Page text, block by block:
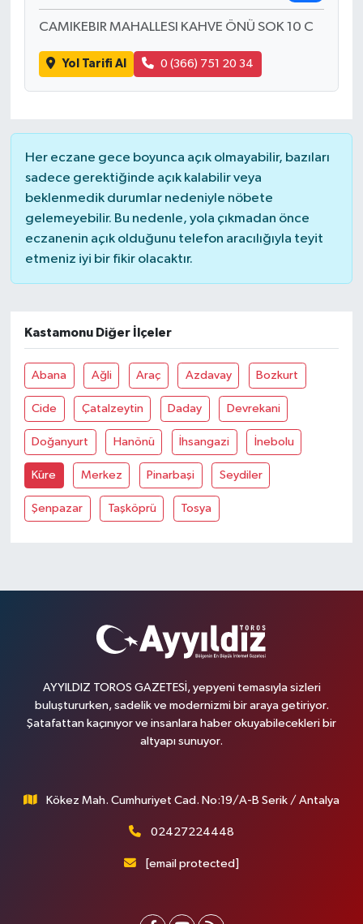
CAMIKEBIR MAHALLESI KAHVE ÖNÜ SOK 10 C
Yol Tarifi Al 0 (366) 751 20 34
Her eczane gece boyunca açık olmayabilir, bazıları
sadece gerektiğinde açık kalabilir veya
beklenmedik durumlar nedeniyle nöbete
gelemeyebilir. Bu nedenle, yola çıkmadan önce
eczanenin açık olduğunu telefon aracılığıyla teyit
etmeniz iyi bir fikir olacaktır.
Kastamonu Diğer İlçeler
Abana Ağli Araç Azdavay Bozkurt
Cide Çatalzeytin Daday Devrekani
Doğanyurt Hanönü İhsangazi İnebolu
Küre Merkez Pinarbaşi Seydiler
Şenpazar Taşköprü Tosya
AYYILDIZ TOROS GAZETESİ, yepyeni temasıyla sizleri
buluştururken, sadelik ve modernizmi bir araya getiriyor.
Şatafattan kaçınıyor ve insanlara haber okuyabilecekleri bir
altyapı sunuyor.
Kökez Mah. Cumhuriyet Cad. No:19/A-B Serik / Antalya
02427224448
[email protected]